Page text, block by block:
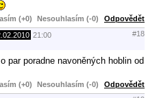
(+0) Nesouhlasím (-0) Odpovědět
21:00 #18
par poradne navoněných hoblin od
(+0) Nesouhlasím (-0) Odpovědět